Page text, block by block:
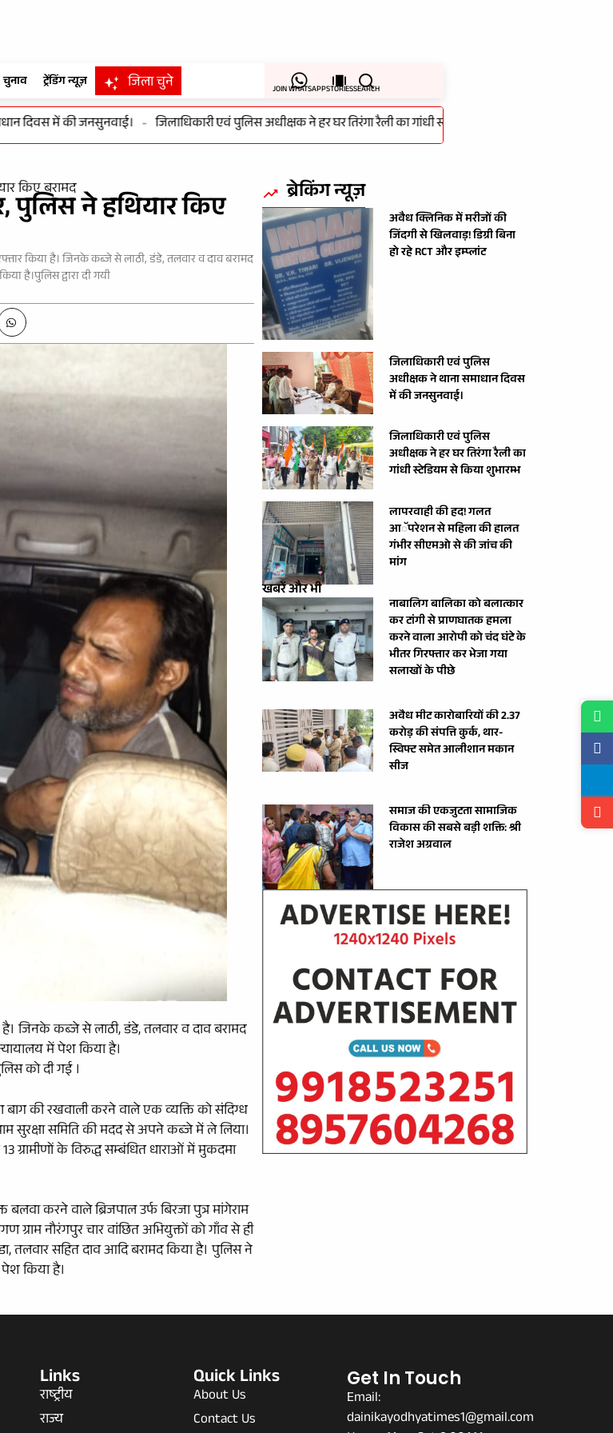
चुनाव ट्रेंडिंग न्यूज़ जिला चुने JOIN WHATSAPPSTORIESSEARCH
में की जनसुनवाई। - जिलाधिकारी एवं पुलिस अधीक्षक ने हर घर तिरंगा रैली का गांधी स्टेडियम से किया शुभारम्भ
किए बरामद
पुलिस ने हथियार किए
किया है। जिनके कब्जे से लाठी, डंडे, तलवार व दाव बरामद
है।पुलिस द्वारा दी गयी
जिनके कब्जे से लाठी, डंडे, तलवार व दाव बरामद
में पेश किया है।
को दी गई ।
बाग की रखवाली करने वाले एक व्यक्ति को संदिग्ध
सुरक्षा समिति की मदद से अपने कब्जे में ले लिया।
ग्रामीणों के विरुद्ध सम्बंधित धाराओं में मुकदमा
करने वाले ब्रिजपाल उर्फ बिरजा पुत्र मांगेराम
ग्राम नौरंगपुर चार वांछित अभियुक्तों को गाँव से ही
तलवार सहित दाव आदि बरामद किया है। पुलिस ने
किया है।
ब्रेकिंग न्यूज़
अवैध क्लिनिक में मरीजों की
जिंदगी से खिलवाड़! डिग्री बिना
हो रहे RCT और इम्प्लांट
जिलाधिकारी एवं पुलिस
अधीक्षक ने थाना समाधान दिवस
में की जनसुनवाई।
जिलाधिकारी एवं पुलिस
अधीक्षक ने हर घर तिरंगा रैली का
गांधी स्टेडियम से किया शुभारम्भ
लापरवाही की हद! गलत
आॅपरेशन से महिला की हालत
गंभीर सीएमओ से की जांच की
मांग
खबरें और भी
नाबालिग बालिका को बलात्कार
कर टांगी से प्राणघातक हमला
करने वाला आरोपी को चंद घंटे के
भीतर गिरफ्तार कर भेजा गया
सलाखों के पीछे
अवैध मीट कारोबारियों की 2.37
करोड़ की संपत्ति कुर्क, थार-
स्विफ्ट समेत आलीशान मकान
सीज
समाज की एकजुटता सामाजिक
विकास की सबसे बड़ी शक्ति: श्री
राजेश अग्रवाल
Links
राष्ट्रीय
राज्य
Quick Links
About Us
Contact Us
Get In Touch
Email:
dainikayodhyatimes1@gmail.com